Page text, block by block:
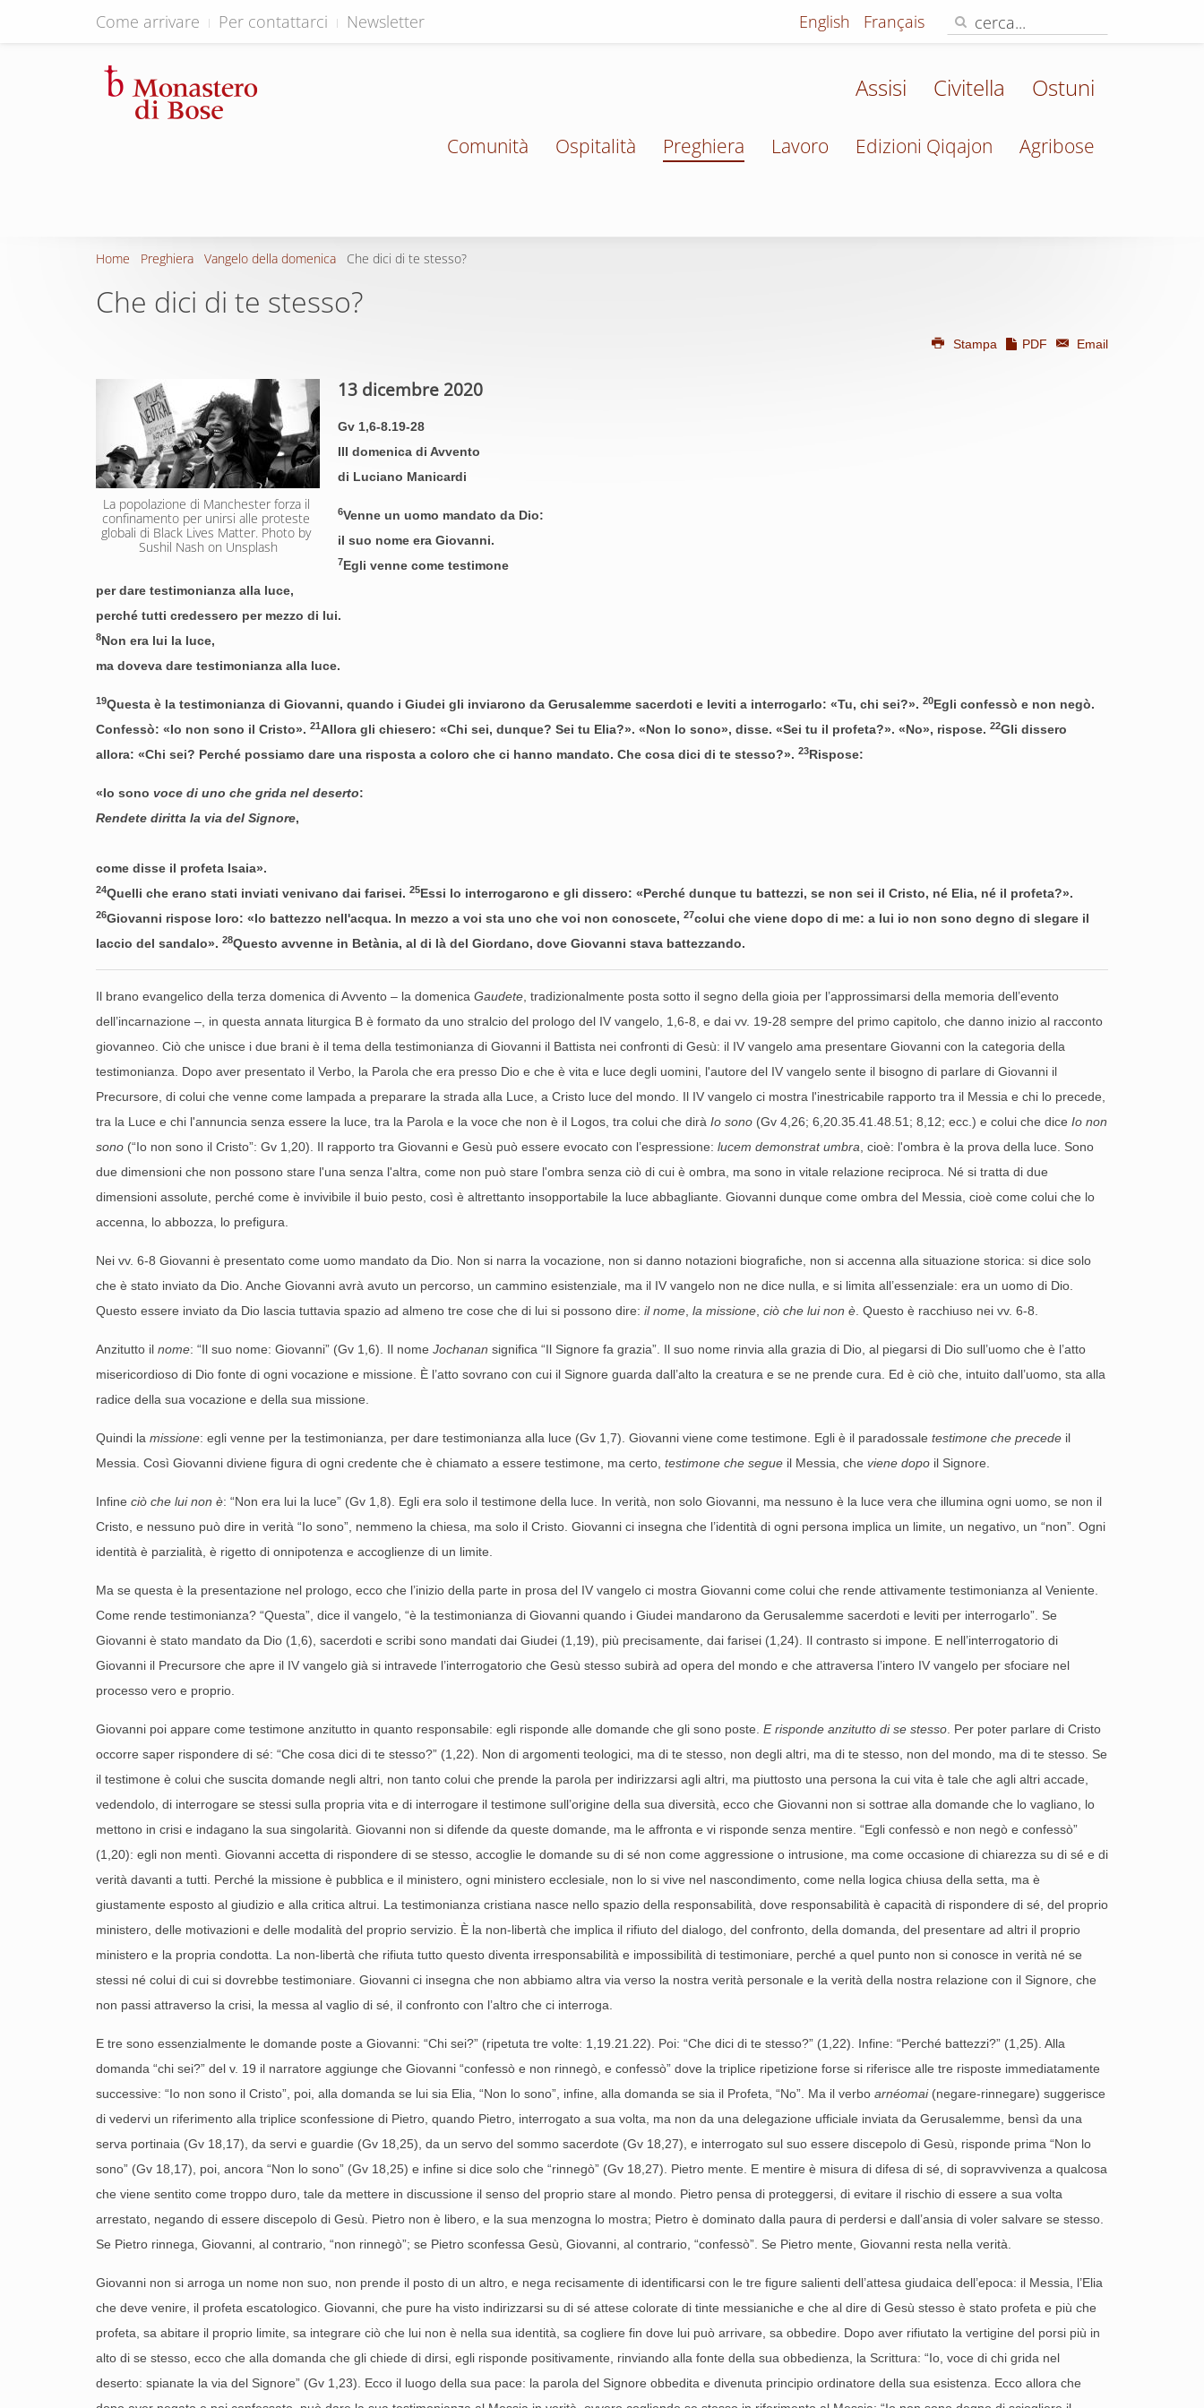
Come arrivare Per contattarci Newsletter English Français
Assisi Civitella Ostuni
Comunità Ospitalità Preghiera Lavoro Edizioni Qiqajon Agribose
Home Preghiera Vangelo della domenica Che dici di te stesso?
Che dici di te stesso?
Stampa PDF Email
La popolazione di Manchester forza il
confinamento per unirsi alle proteste
globali di Black Lives Matter. Photo by
Sushil Nash on Unsplash
13 dicembre 2020
Gv 1,6-8.19-28
III domenica di Avvento
di Luciano Manicardi
6Venne un uomo mandato da Dio:
il suo nome era Giovanni.
7Egli venne come testimone
per dare testimonianza alla luce,
perché tutti credessero per mezzo di lui.
8Non era lui la luce,
ma doveva dare testimonianza alla luce.
19Questa è la testimonianza di Giovanni, quando i Giudei gli inviarono da Gerusalemme sacerdoti e leviti a interrogarlo: «Tu, chi sei?». 20Egli confessò e non negò.
Confessò: «Io non sono il Cristo». 21Allora gli chiesero: «Chi sei, dunque? Sei tu Elia?». «Non lo sono», disse. «Sei tu il profeta?». «No», rispose. 22Gli dissero
allora: «Chi sei? Perché possiamo dare una risposta a coloro che ci hanno mandato. Che cosa dici di te stesso?». 23Rispose:
«Io sono voce di uno che grida nel deserto:
Rendete diritta la via del Signore,
come disse il profeta Isaia».
24Quelli che erano stati inviati venivano dai farisei. 25Essi lo interrogarono e gli dissero: «Perché dunque tu battezzi, se non sei il Cristo, né Elia, né il profeta?».
26Giovanni rispose loro: «Io battezzo nell'acqua. In mezzo a voi sta uno che voi non conoscete, 27colui che viene dopo di me: a lui io non sono degno di slegare il
laccio del sandalo». 28Questo avvenne in Betània, al di là del Giordano, dove Giovanni stava battezzando.
Il brano evangelico della terza domenica di Avvento – la domenica Gaudete , tradizionalmente posta sotto il segno della gioia per l’approssimarsi della memoria dell’evento
dell’incarnazione –, in questa annata liturgica B è formato da uno stralcio del prologo del IV vangelo, 1,6-8, e dai vv. 19-28 sempre del primo capitolo, che danno inizio al racconto
giovanneo. Ciò che unisce i due brani è il tema della testimonianza di Giovanni il Battista nei confronti di Gesù: il IV vangelo ama presentare Giovanni con la categoria della
testimonianza. Dopo aver presentato il Verbo, la Parola che era presso Dio e che è vita e luce degli uomini, l'autore del IV vangelo sente il bisogno di parlare di Giovanni il
Precursore, di colui che venne come lampada a preparare la strada alla Luce, a Cristo luce del mondo. Il IV vangelo ci mostra l'inestricabile rapporto tra il Messia e chi lo precede,
tra la Luce e chi l'annuncia senza essere la luce, tra la Parola e la voce che non è il Logos, tra colui che dirà Io sono (Gv 4,26; 6,20.35.41.48.51; 8,12; ecc.) e colui che dice Io non
sono (“Io non sono il Cristo”: Gv 1,20). Il rapporto tra Giovanni e Gesù può essere evocato con l’espressione: lucem demonstrat umbra , cioè: l'ombra è la prova della luce. Sono
due dimensioni che non possono stare l'una senza l'altra, come non può stare l'ombra senza ciò di cui è ombra, ma sono in vitale relazione reciproca. Né si tratta di due
dimensioni assolute, perché come è invivibile il buio pesto, così è altrettanto insopportabile la luce abbagliante. Giovanni dunque come ombra del Messia, cioè come colui che lo
accenna, lo abbozza, lo prefigura.
Nei vv. 6-8 Giovanni è presentato come uomo mandato da Dio. Non si narra la vocazione, non si danno notazioni biografiche, non si accenna alla situazione storica: si dice solo
che è stato inviato da Dio. Anche Giovanni avrà avuto un percorso, un cammino esistenziale, ma il IV vangelo non ne dice nulla, e si limita all’essenziale: era un uomo di Dio.
Questo essere inviato da Dio lascia tuttavia spazio ad almeno tre cose che di lui si possono dire: il nome la missione ciò che lui non è . Questo è racchiuso nei vv. 6-8.
Anzitutto il nome: “Il suo nome: Giovanni” (Gv 1,6). Il nome Jochanan significa “Il Signore fa grazia”. Il suo nome rinvia alla grazia di Dio, al piegarsi di Dio sull’uomo che è l’atto
misericordioso di Dio fonte di ogni vocazione e missione. È l’atto sovrano con cui il Signore guarda dall’alto la creatura e se ne prende cura. Ed è ciò che, intuito dall’uomo, sta alla
radice della sua vocazione e della sua missione.
Quindi la missione: egli venne per la testimonianza, per dare testimonianza alla luce (Gv 1,7). Giovanni viene come testimone. Egli è il paradossale testimone che precede il
Messia. Così Giovanni diviene figura di ogni credente che è chiamato a essere testimone, ma certo, testimone che segue il Messia, che viene dopo il Signore.
Infine ciò che lui non è: “Non era lui la luce” (Gv 1,8). Egli era solo il testimone della luce. In verità, non solo Giovanni, ma nessuno è la luce vera che illumina ogni uomo, se non il
Cristo, e nessuno può dire in verità “Io sono”, nemmeno la chiesa, ma solo il Cristo. Giovanni ci insegna che l’identità di ogni persona implica un limite, un negativo, un “non”. Ogni
identità è parzialità, è rigetto di onnipotenza e accoglienze di un limite.
Ma se questa è la presentazione nel prologo, ecco che l’inizio della parte in prosa del IV vangelo ci mostra Giovanni come colui che rende attivamente testimonianza al Veniente.
Come rende testimonianza? “Questa”, dice il vangelo, “è la testimonianza di Giovanni quando i Giudei mandarono da Gerusalemme sacerdoti e leviti per interrogarlo”. Se
Giovanni è stato mandato da Dio (1,6), sacerdoti e scribi sono mandati dai Giudei (1,19), più precisamente, dai farisei (1,24). Il contrasto si impone. E nell’interrogatorio di
Giovanni il Precursore che apre il IV vangelo già si intravede l’interrogatorio che Gesù stesso subirà ad opera del mondo e che attraversa l’intero IV vangelo per sfociare nel
processo vero e proprio.
Giovanni poi appare come testimone anzitutto in quanto responsabile: egli risponde alle domande che gli sono poste. E risponde anzitutto di se stesso . Per poter parlare di Cristo
occorre saper rispondere di sé: “Che cosa dici di te stesso?” (1,22). Non di argomenti teologici, ma di te stesso, non degli altri, ma di te stesso, non del mondo, ma di te stesso. Se
il testimone è colui che suscita domande negli altri, non tanto colui che prende la parola per indirizzarsi agli altri, ma piuttosto una persona la cui vita è tale che agli altri accade,
vedendolo, di interrogare se stessi sulla propria vita e di interrogare il testimone sull’origine della sua diversità, ecco che Giovanni non si sottrae alla domande che lo vagliano, lo
mettono in crisi e indagano la sua singolarità. Giovanni non si difende da queste domande, ma le affronta e vi risponde senza mentire. “Egli confessò e non negò e confessò”
(1,20): egli non mentì. Giovanni accetta di rispondere di se stesso, accoglie le domande su di sé non come aggressione o intrusione, ma come occasione di chiarezza su di sé e di
verità davanti a tutti. Perché la missione è pubblica e il ministero, ogni ministero ecclesiale, non lo si vive nel nascondimento, come nella logica chiusa della setta, ma è
giustamente esposto al giudizio e alla critica altrui. La testimonianza cristiana nasce nello spazio della responsabilità, dove responsabilità è capacità di rispondere di sé, del proprio
ministero, delle motivazioni e delle modalità del proprio servizio. È la non-libertà che implica il rifiuto del dialogo, del confronto, della domanda, del presentare ad altri il proprio
ministero e la propria condotta. La non-libertà che rifiuta tutto questo diventa irresponsabilità e impossibilità di testimoniare, perché a quel punto non si conosce in verità né se
stessi né colui di cui si dovrebbe testimoniare. Giovanni ci insegna che non abbiamo altra via verso la nostra verità personale e la verità della nostra relazione con il Signore, che
non passi attraverso la crisi, la messa al vaglio di sé, il confronto con l’altro che ci interroga.
E tre sono essenzialmente le domande poste a Giovanni: “Chi sei?” (ripetuta tre volte: 1,19.21.22). Poi: “Che dici di te stesso?” (1,22). Infine: “Perché battezzi?” (1,25). Alla
domanda “chi sei?” del v. 19 il narratore aggiunge che Giovanni “confessò e non rinnegò, e confessò” dove la triplice ripetizione forse si riferisce alle tre risposte immediatamente
successive: “Io non sono il Cristo”, poi, alla domanda se lui sia Elia, “Non lo sono”, infine, alla domanda se sia il Profeta, “No”. Ma il verbo arnéomai(negare-rinnegare) suggerisce
di vedervi un riferimento alla triplice sconfessione di Pietro, quando Pietro, interrogato a sua volta, ma non da una delegazione ufficiale inviata da Gerusalemme, bensì da una
serva portinaia (Gv 18,17), da servi e guardie (Gv 18,25), da un servo del sommo sacerdote (Gv 18,27), e interrogato sul suo essere discepolo di Gesù, risponde prima “Non lo
sono” (Gv 18,17), poi, ancora “Non lo sono” (Gv 18,25) e infine si dice solo che “rinnegò” (Gv 18,27). Pietro mente. E mentire è misura di difesa di sé, di sopravvivenza a qualcosa
che viene sentito come troppo duro, tale da mettere in discussione il senso del proprio stare al mondo. Pietro pensa di proteggersi, di evitare il rischio di essere a sua volta
arrestato, negando di essere discepolo di Gesù. Pietro non è libero, e la sua menzogna lo mostra; Pietro è dominato dalla paura di perdersi e dall’ansia di voler salvare se stesso.
Se Pietro rinnega, Giovanni, al contrario, “non rinnegò”; se Pietro sconfessa Gesù, Giovanni, al contrario, “confessò”. Se Pietro mente, Giovanni resta nella verità.
Giovanni non si arroga un nome non suo, non prende il posto di un altro, e nega recisamente di identificarsi con le tre figure salienti dell’attesa giudaica dell’epoca: il Messia, l’Elia
che deve venire, il profeta escatologico. Giovanni, che pure ha visto indirizzarsi su di sé attese colorate di tinte messianiche e che al dire di Gesù stesso è stato profeta e più che
profeta, sa abitare il proprio limite, sa integrare ciò che lui non è nella sua identità, sa cogliere fin dove lui può arrivare, sa obbedire. Dopo aver rifiutato la vertigine del porsi più in
alto di se stesso, ecco che alla domanda che gli chiede di dirsi, egli risponde positivamente, rinviando alla fonte della sua obbedienza, la Scrittura: “Io, voce di chi grida nel
deserto: spianate la via del Signore” (Gv 1,23). Ecco il luogo della sua pace: la parola del Signore obbedita e divenuta principio ordinatore della sua esistenza. Ecco allora che